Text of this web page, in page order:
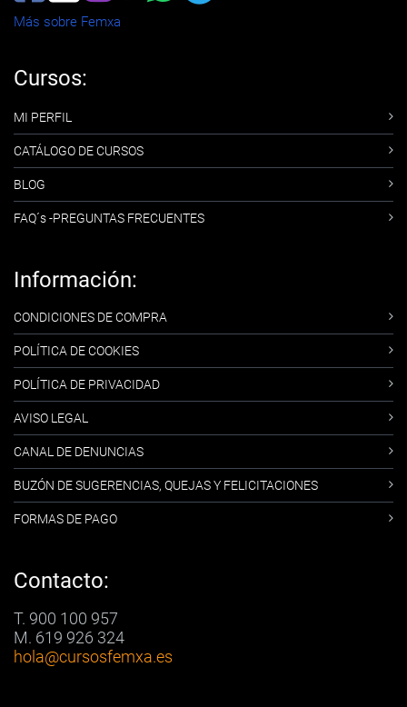
Más sobre Femxa
Cursos:
MI PERFIL
CATÁLOGO DE CURSOS
BLOG
FAQ´s -PREGUNTAS FRECUENTES
Información:
CONDICIONES DE COMPRA
POLÍTICA DE COOKIES
POLÍTICA DE PRIVACIDAD
AVISO LEGAL
CANAL DE DENUNCIAS
BUZÓN DE SUGERENCIAS, QUEJAS Y FELICITACIONES
FORMAS DE PAGO
Contacto:
T. 900 100 957
M. 619 926 324
hola@cursosfemxa.es